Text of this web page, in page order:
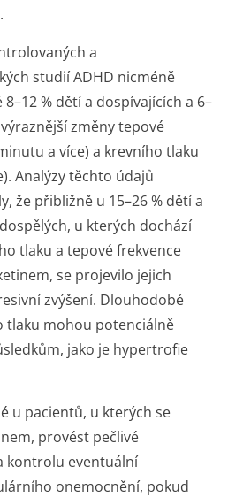
a
studií ADHD nicméně
% dětí a dospívajících a 6–
změny tepové
a více) a krevního tlaku
Analýzy těchto údajů
že přibližně u 15–26 % dětí a
u kterých dochází
tlaku a tepové frekvence
se projevilo jejich
zvýšení. Dlouhodobé
tlaku mohou potenciálně
jako je hypertrofie
u pacientů, u kterých se
provést pečlivé
kontrolu eventuální
onemocnění, pokud